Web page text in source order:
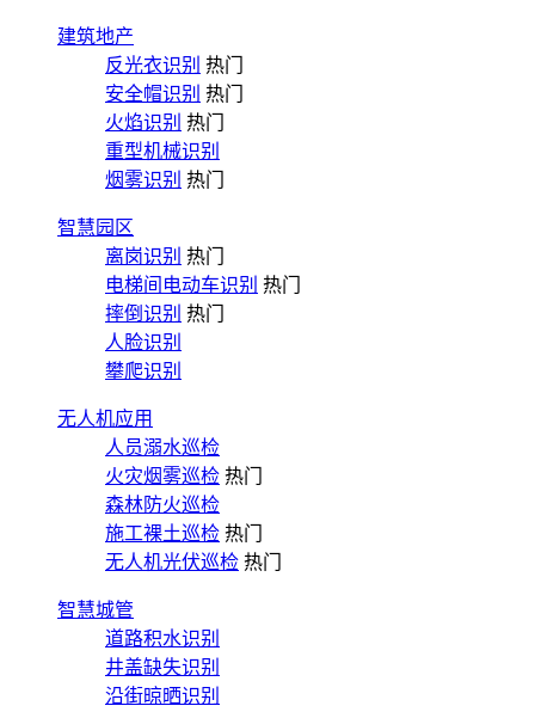
建筑地产
反光衣识别 热门
安全帽识别 热门
火焰识别 热门
重型机械识别
烟雾识别 热门
智慧园区
离岗识别 热门
电梯间电动车识别 热门
摔倒识别 热门
人脸识别
攀爬识别
无人机应用
人员溺水巡检
火灾烟雾巡检 热门
森林防火巡检
施工裸土巡检 热门
无人机光伏巡检 热门
智慧城管
道路积水识别
井盖缺失识别
沿街晾晒识别